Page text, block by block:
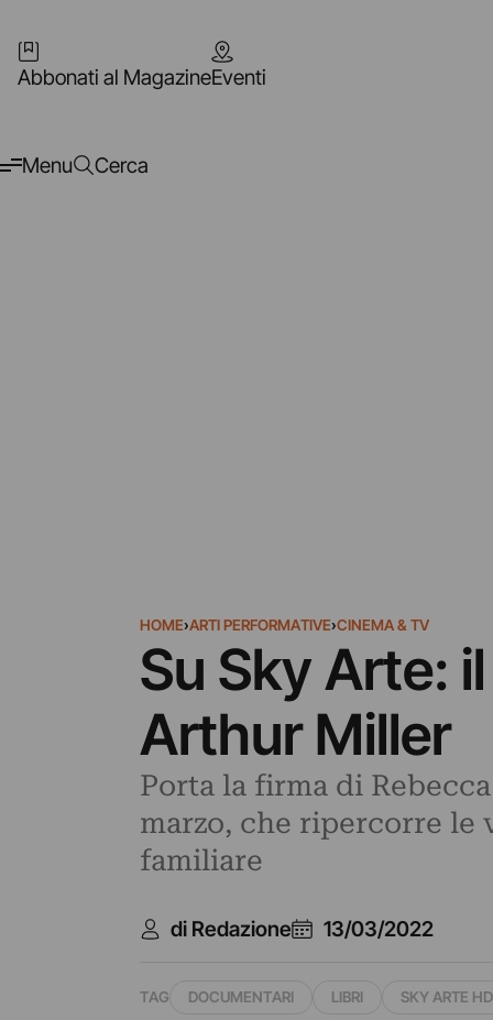
Abbonati al MagazineEventi
Menu Cerca
HOME›ARTI PERFORMATIVE›CINEMA & TV
Su Sky Arte:
Arthur Miller
Porta la firma di
marzo, che ripercorre le
familiare
di Redazione 13/03/2022
TAG DOCUMENTARI LIBRI SKY ARTE HD